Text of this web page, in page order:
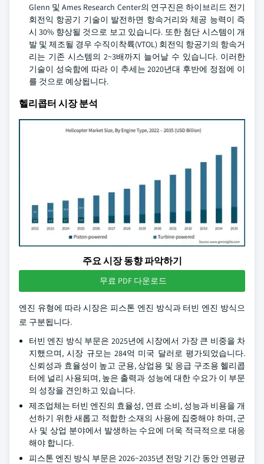
Glenn 및 Ames Research Center의 연구진은 하이브리드 전기
회전익 항공기 기술이 발전하면 항속거리와 체공 능력이 즉
시 30% 향상될 것으로 보고 있습니다. 또한 첨단 시스템이 개
발 및 제조될 경우 수직이착륙(VTOL) 회전익 항공기의 항속거
리는 기존 시스템의 2~3배까지 늘어날 수 있습니다. 이러한
기술이 성숙함에 따라 이 추세는 2020년대 후반에 정점에 이
를 것으로 예상됩니다.
헬리콥터 시장 분석
주요 시장 동향 파악하기
무료 PDF 다운로드
엔진 유형에 따라 시장은 피스톤 엔진 방식과 터빈 엔진 방식으
로 구분됩니다.
터빈 엔진 방식 부문은 2025년에 시장에서 가장 큰 비중을 차
지했으며, 시장 규모는 284억 미국 달러로 평가되었습니다.
신뢰성과 효율성이 높고 군용, 상업용 및 응급 구조용 헬리콥
터에 널리 사용되며, 높은 출력과 성능에 대한 수요가 이 부문
의 성장을 견인하고 있습니다.
제조업체는 터빈 엔진의 효율성, 연료 소비, 성능과 비용을 개
선하기 위한 새롭고 적합한 소재의 사용에 집중해야 하며, 군
사 및 상업 분야에서 발생하는 수요에 더욱 적극적으로 대응
해야 합니다.
피스톤 엔진 방식 부문은 2026~2035년 전망 기간 동안 연평균